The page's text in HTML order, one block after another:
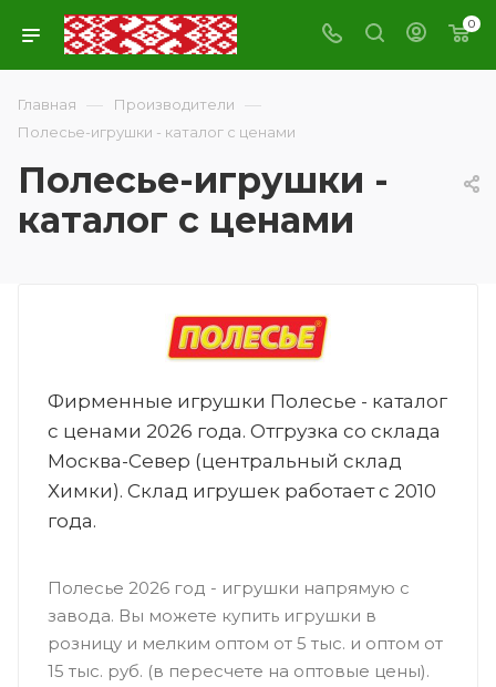
0
Главная — Производители —
Полесье-игрушки - каталог с ценами
Полесье-игрушки -
каталог с ценами
Фирменные игрушки Полесье - каталог
с ценами 2026 года. Отгрузка со склада
Москва-Север (центральный склад
Химки). Склад игрушек работает с 2010
года.
Полесье 2026 год - игрушки напрямую с
завода. Вы можете купить игрушки в
розницу и мелким оптом от 5 тыс. и оптом от
15 тыс. руб. (в пересчете на оптовые цены).